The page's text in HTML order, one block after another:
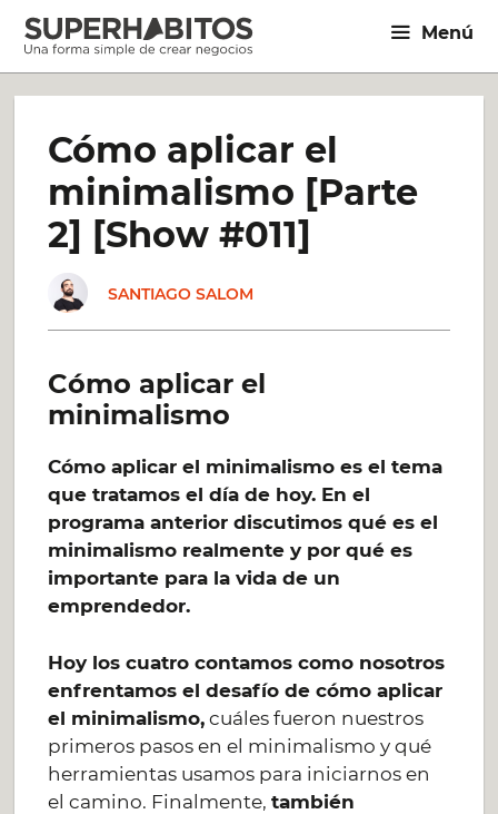
Saltar
contenido
Menú
Cómo aplicar el
minimalismo [Parte
2] [Show #011]
SANTIAGO SALOM
Cómo aplicar el
minimalismo
Cómo aplicar el minimalismo es el tema
que tratamos el día de hoy. En el
programa anterior discutimos qué es el
minimalismo realmente y por qué es
importante para la vida de un
emprendedor.
Hoy los cuatro contamos como nosotros
enfrentamos el desafío de cómo aplicar
el minimalismo, cuáles fueron nuestros
primeros pasos en el minimalismo y qué
herramientas usamos para iniciarnos en
el camino. Finalmente,también